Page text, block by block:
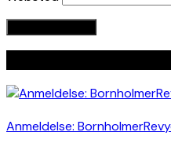
Anmeldelse: